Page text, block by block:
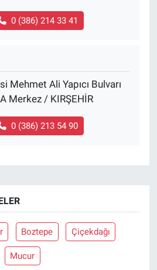
0 (386) 214 33 41
Mehmet Ali Yapıcı Bulvarı
Merkez / KIRŞEHİR
0 (386) 213 54 90
Boztepe Çiçekdağı
Mucur